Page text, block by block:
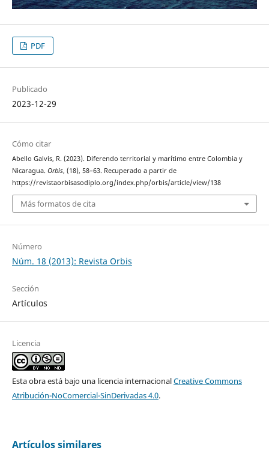
PDF
Publicado
2023-12-29
Cómo citar
Abello Galvis, R. (2023). Diferendo territorial y marítimo entre Colombia y
Nicaragua. Orbis, (18), 58–63. Recuperado a partir de
https://revistaorbisasodiplo.org/index.php/orbis/article/view/138
Más formatos de cita
Número
Núm. 18 (2013): Revista Orbis
Sección
Artículos
Licencia
Esta obra está bajo una licencia internacionalCreative Commons
Atribución-NoComercial-SinDerivadas 4.0.
Artículos similares